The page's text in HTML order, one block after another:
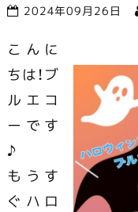
2024年09月26日
こんに
ちは！ブ
ルエコ
ーです
♪
もうす
ぐハロ